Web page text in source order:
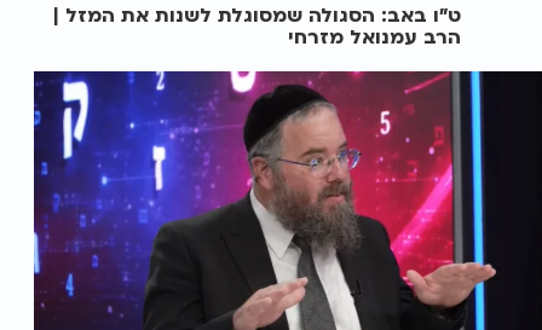
ט"ו באב: הסגולה שמסוגלת לשנות את המזל |
הרב עמנואל מזרחי